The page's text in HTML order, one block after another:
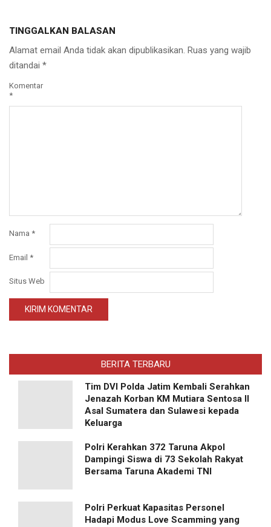
TINGGALKAN BALASAN
Alamat email Anda tidak akan dipublikasikan. Ruas yang wajib
ditandai *
Komentar
*
Nama *
Email *
Situs Web
BERITA TERBARU
Tim DVI Polda Jatim Kembali Serahkan
Jenazah Korban KM Mutiara Sentosa II
Asal Sumatera dan Sulawesi kepada
Keluarga
Polri Kerahkan 372 Taruna Akpol
Dampingi Siswa di 73 Sekolah Rakyat
Bersama Taruna Akademi TNI
Polri Perkuat Kapasitas Personel
Hadapi Modus Love Scamming yang